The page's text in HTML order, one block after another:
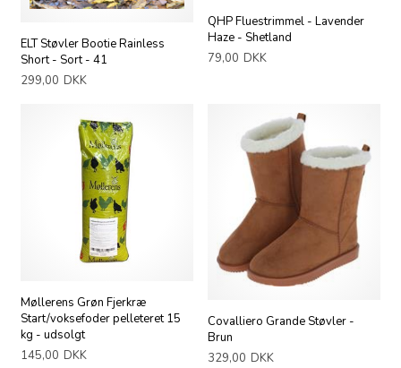
ELT Støvler Bootie Rainless
Short - Sort - 41
299,00 DKK
QHP Fluestrimmel - Lavender
Haze - Shetland
79,00 DKK
Møllerens Grøn Fjerkræ
Start/voksefoder pelleteret 15
kg - udsolgt
145,00 DKK
Covalliero Grande Støvler -
Brun
329,00 DKK